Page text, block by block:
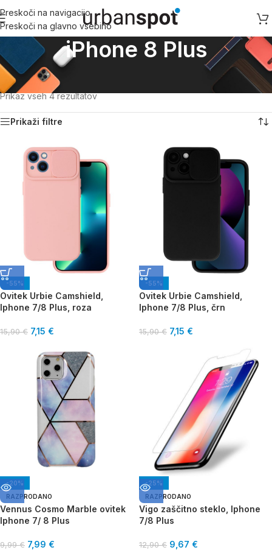
Preskoči na navigacijo
Preskoči na glavno vsebino
iPhone 8 Plus
Domov/ Apple Apple iPhone 7 serija Apple iPhone 8 serija/
iPhone 8 Plus
Prikaz vseh 4 rezultatov
Prikaži filtre
-55%
Ovitek Urbie Camshield,
Iphone 7/8 Plus, roza
15,90€ 7,15 €
-55%
Ovitek Urbie Camshield,
Iphone 7/8 Plus, črn
15,90€ 7,15 €
-20%
RAZPRODANO
Vennus Cosmo Marble ovitek
Iphone 7/ 8 Plus
9,99€ 7,99 €
-25%
RAZPRODANO
Vigo zaščitno steklo, Iphone
7/8 Plus
12,90€ 9,67 €